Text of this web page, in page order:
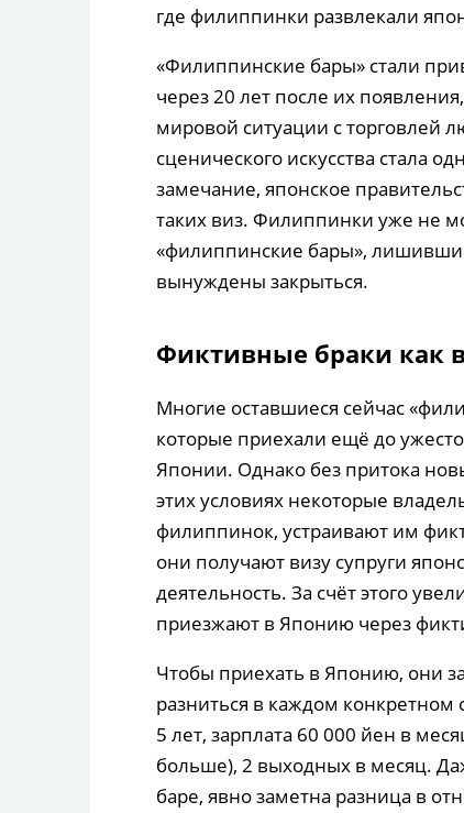
где филиппинки развлекали
«Филиппинские бары» стали
через 20 лет после их
мировой ситуации с торговлей
сценического искусства стала
замечание, японское
таких виз. Филиппинки уже не
«филиппинские бары»,
вынуждены закрыться.
Фиктивные браки как
Многие оставшиеся сейчас
которые приехали ещё до
Японии. Однако без притока
этих условиях некоторые
филиппинок, устраивают им
они получают визу супруги
деятельность. За счёт этого
приезжают в Японию через
Чтобы приехать в Японию, они
разниться в каждом конкретном
5 лет, зарплата 60 000 йен в
больше), 2 выходных в месяц.
баре, явно заметна разница в